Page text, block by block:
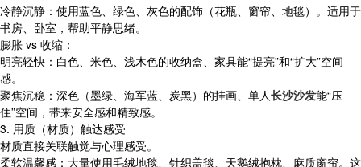
冷静沉静：使用蓝色、绿色、灰色的配饰（花瓶、窗帘、地毯）。适用于
书房、卧室，帮助平静思绪。
膨胀 vs 收缩：
明亮轻快：白色、米色、浅木色的收纳盒、家具能“提亮”和“扩大”空间
感。
聚焦沉稳：深色（墨绿、海军蓝、炭黑）的挂画、单人长沙沙发能“压
住”空间，带来安全感和精致感。
3. 用质（材质）触达感受
材质直接关联触觉与心理感受。
柔软温馨感：大量使用毛绒地毯、针织盖毯、天鹅绒抱枕、麻质窗帘。这